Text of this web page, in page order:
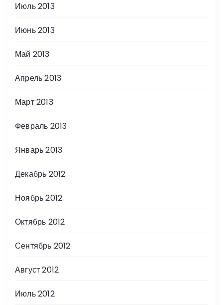
Июль 2013
Июнь 2013
Май 2013
Апрель 2013
Март 2013
Февраль 2013
Январь 2013
Декабрь 2012
Ноябрь 2012
Октябрь 2012
Сентябрь 2012
Август 2012
Июль 2012